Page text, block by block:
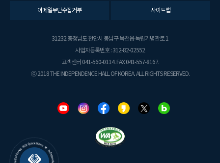
이메일무단수집거부 사이트맵
31232 충청남도 천안시 동남구 목천읍 독립기념관로 1
사업자등록번호 : 312-82-02552
고객센터 041-560-0114. FAX 041-557-8167.
ⓒ 2018 THE INDEPENDENCE HALL OF KOREA. ALL RIGHTS RESERVED.